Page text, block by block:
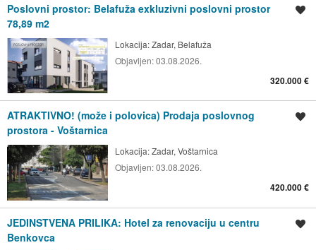
Poslovni prostor: Belafuža exkluzivni poslovni prostor
78,89 m2
Lokacija:Zadar, Belafuža
Objavljen:03.08.2026.
320.000 €
ATRAKTIVNO! (može i polovica) Prodaja poslovnog
prostora - Voštarnica
Lokacija:Zadar, Voštarnica
Objavljen:03.08.2026.
420.000 €
JEDINSTVENA PRILIKA: Hotel za renovaciju u centru
Benkovca